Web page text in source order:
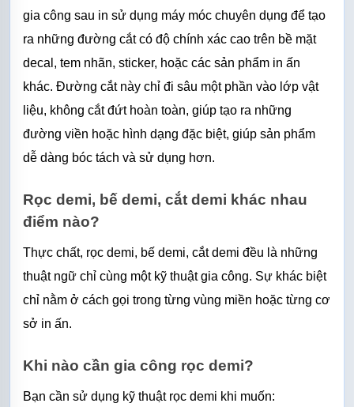
gia công sau in sử dụng máy móc chuyên dụng để tạo
ra những đường cắt có độ chính xác cao trên bề mặt
decal, tem nhãn, sticker, hoặc các sản phẩm in ấn
khác. Đường cắt này chỉ đi sâu một phần vào lớp vật
liệu, không cắt đứt hoàn toàn, giúp tạo ra những
đường viền hoặc hình dạng đặc biệt, giúp sản phẩm
dễ dàng bóc tách và sử dụng hơn.
Rọc demi, bế demi, cắt demi khác nhau
điểm nào?
Thực chất, rọc demi, bế demi, cắt demi đều là những
thuật ngữ chỉ cùng một kỹ thuật gia công. Sự khác biệt
chỉ nằm ở cách gọi trong từng vùng miền hoặc từng cơ
sở in ấn.
Khi nào cần gia công rọc demi?
Bạn cần sử dụng kỹ thuật rọc demi khi muốn: